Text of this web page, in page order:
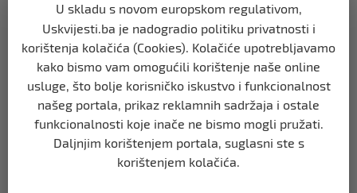
Opsadno stanje u Münchenu, odjeknulo
nekoliko eksplozija: Ima žrtava,
policijske snage na terenu
prije 10 mjeseci
SVIJET
Putin: Spremni smo vojno uzvratiti
Zapadu
prije 11 mjeseci
U skladu s novom europskom regulativom,
Uskvijesti.ba je nadogradio politiku privatnosti i
korištenja kolačića (Cookies). Kolačiće upotrebljavamo
kako bismo vam omogućili korištenje naše online
usluge, što bolje korisničko iskustvo i funkcionalnost
našeg portala, prikaz reklamnih sadržaja i ostale
funkcionalnosti koje inače ne bismo mogli pružati.
Daljnjim korištenjem portala, suglasni ste s
korištenjem kolačića.